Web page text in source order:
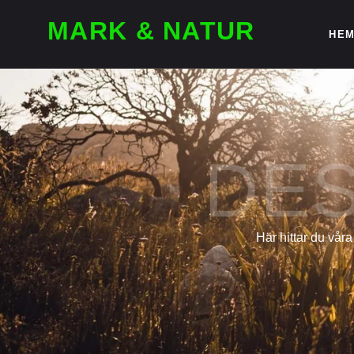
MARK & NATUR HEM
Här hittar du